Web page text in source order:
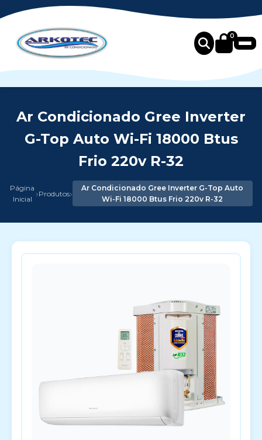
0
Ar Condicionado Gree Inverter
G-Top Auto Wi-Fi 18000 Btus
Frio 220v R-32
Página
Inicial ›Produtos›
Ar Condicionado Gree Inverter G-Top Auto
Wi-Fi 18000 Btus Frio 220v R-32